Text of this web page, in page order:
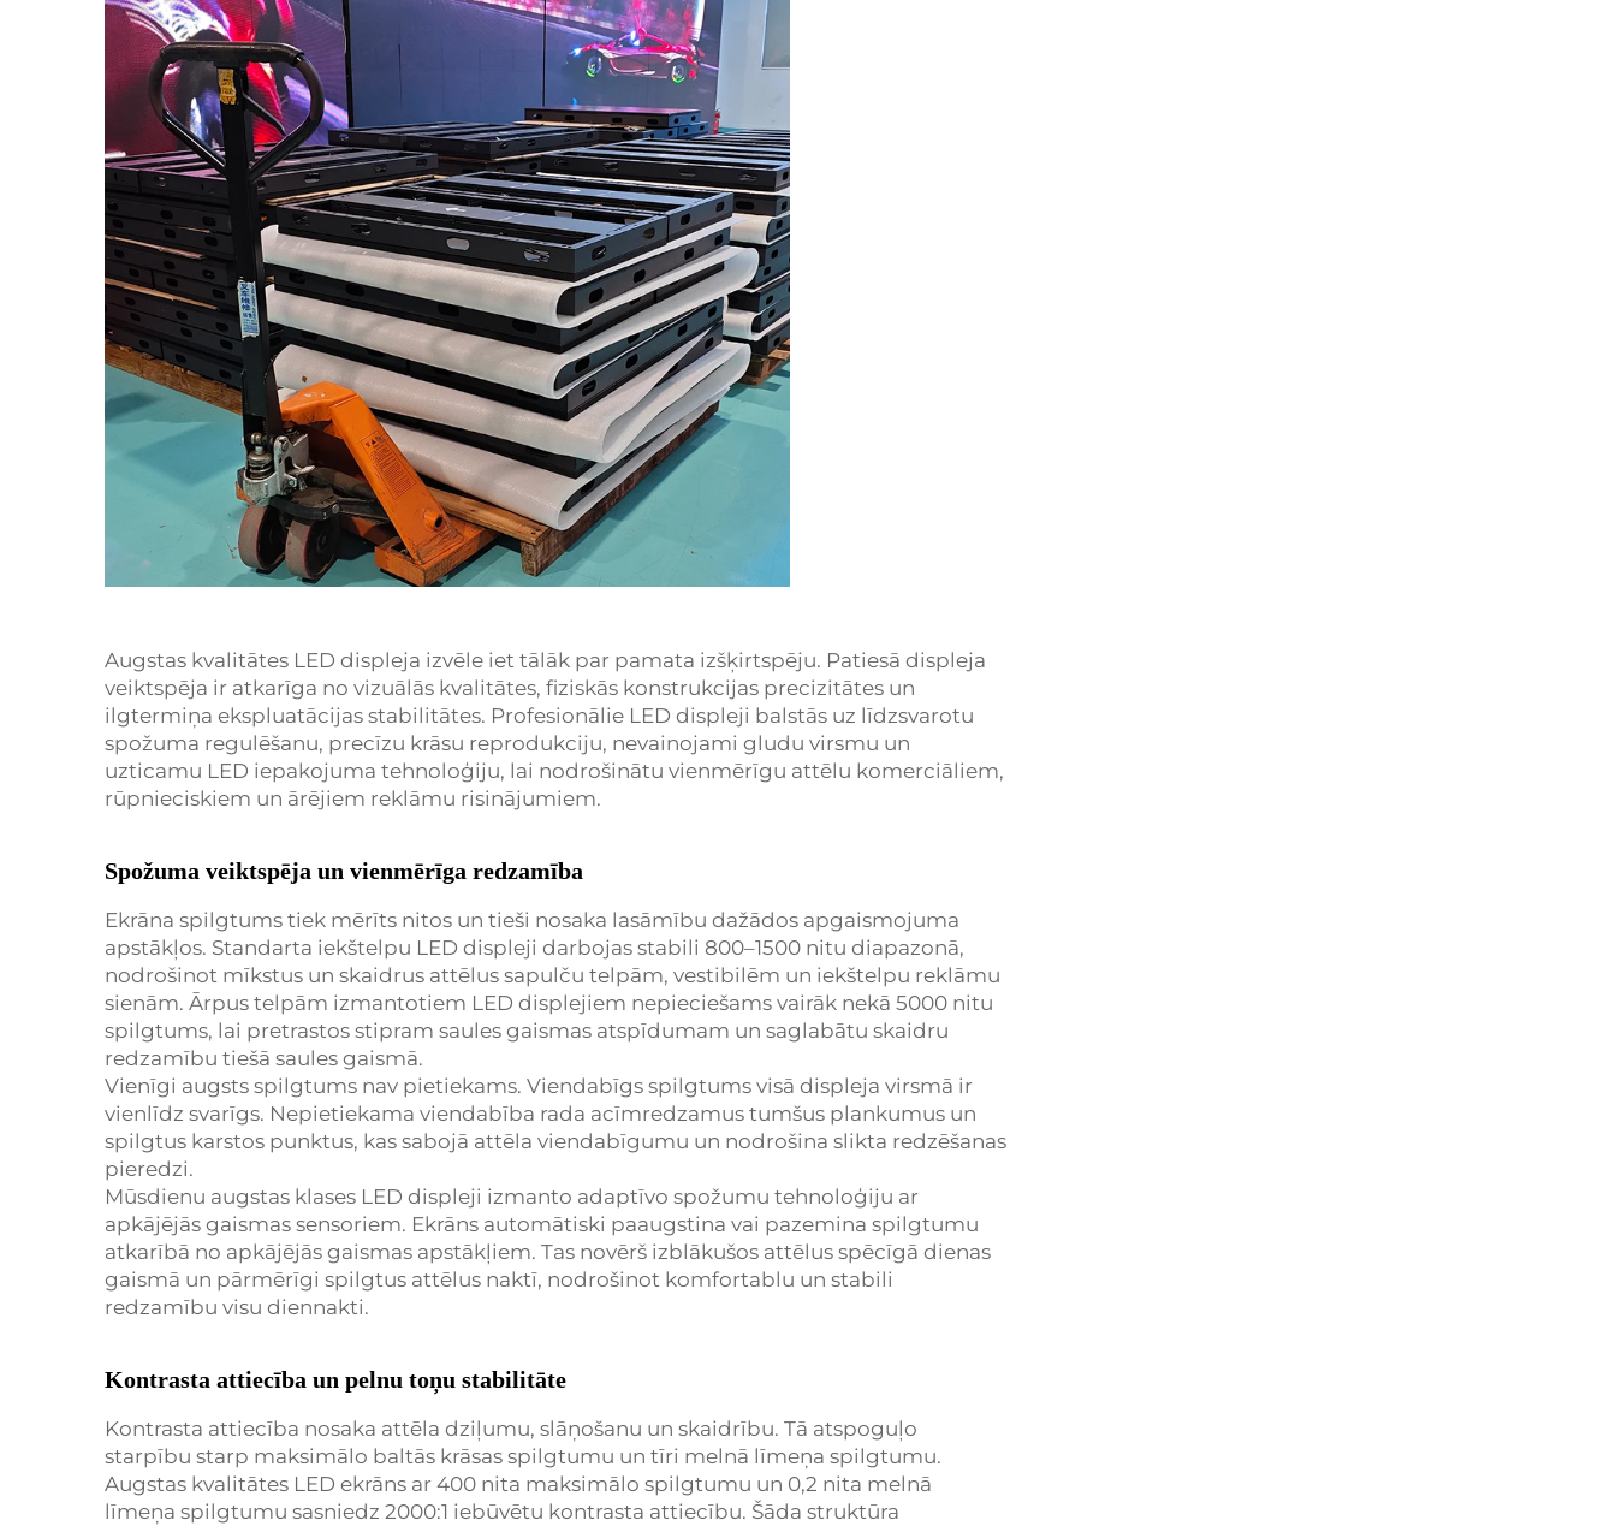
Augstas kvalitātes LED displeja izvēle iet tālāk par pamata izšķirtspēju. Patiesā displeja
veiktspēja ir atkarīga no vizuālās kvalitātes, fiziskās konstrukcijas precizitātes un
ilgtermiņa ekspluatācijas stabilitātes. Profesionālie LED displeji balstās uz līdzsvarotu
spožuma regulēšanu, precīzu krāsu reprodukciju, nevainojami gludu virsmu un
uzticamu LED iepakojuma tehnoloģiju, lai nodrošinātu vienmērīgu attēlu komerciāliem,
rūpnieciskiem un ārējiem reklāmu risinājumiem.
Spožuma veiktspēja un vienmērīga redzamība
Ekrāna spilgtums tiek mērīts nitos un tieši nosaka lasāmību dažādos apgaismojuma
apstākļos. Standarta iekštelpu LED displeji darbojas stabili 800–1500 nitu diapazonā,
nodrošinot mīkstus un skaidrus attēlus sapulču telpām, vestibilēm un iekštelpu reklāmu
sienām. Ārpus telpām izmantotiem LED displejiem nepieciešams vairāk nekā 5000 nitu
spilgtums, lai pretrastos stipram saules gaismas atspīdumam un saglabātu skaidru
redzamību tiešā saules gaismā.
Vienīgi augsts spilgtums nav pietiekams. Viendabīgs spilgtums visā displeja virsmā ir
vienlīdz svarīgs. Nepietiekama viendabība rada acīmredzamus tumšus plankumus un
spilgtus karstos punktus, kas sabojā attēla viendabīgumu un nodrošina slikta redzēšanas
pieredzi.
Mūsdienu augstas klases LED displeji izmanto adaptīvo spožumu tehnoloģiju ar
apkājējās gaismas sensoriem. Ekrāns automātiski paaugstina vai pazemina spilgtumu
atkarībā no apkājējās gaismas apstākļiem. Tas novērš izblākušos attēlus spēcīgā dienas
gaismā un pārmērīgi spilgtus attēlus naktī, nodrošinot komfortablu un stabili
redzamību visu diennakti.
Kontrasta attiecība un pelnu toņu stabilitāte
Kontrasta attiecība nosaka attēla dziļumu, slāņošanu un skaidrību. Tā atspoguļo
starpību starp maksimālo baltās krāsas spilgtumu un tīri melnā līmeņa spilgtumu.
Augstas kvalitātes LED ekrāns ar 400 nita maksimālo spilgtumu un 0,2 nita melnā
līmeņa spilgtumu sasniedz 2000:1 iebūvētu kontrasta attiecību. Šāda struktūra